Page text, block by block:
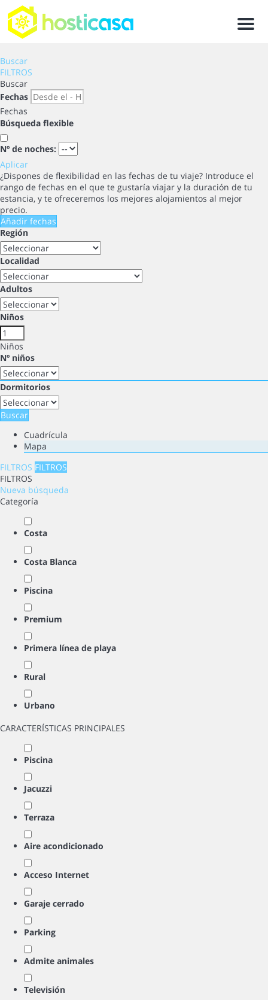
Menu
Buscar
FILTROS
Buscar
Fechas
Fechas
Búsqueda flexible
Nº de noches:
Aplicar
¿Dispones de flexibilidad en las fechas de tu viaje? Introduce el
rango de fechas en el que te gustaría viajar y la duración de tu
estancia, y te ofreceremos los mejores alojamientos al mejor
precio.
Añadir fechas
Región
Localidad
Adultos
Niños
Niños
Nº niños
Dormitorios
Buscar
Cuadrícula
Mapa
FILTROS FILTROS
FILTROS
Nueva búsqueda
Categoría
Costa
Costa Blanca
Piscina
Premium
Primera línea de playa
Rural
Urbano
CARACTERÍSTICAS PRINCIPALES
Piscina
Jacuzzi
Terraza
Aire acondicionado
Acceso Internet
Garaje cerrado
Parking
Admite animales
Televisión